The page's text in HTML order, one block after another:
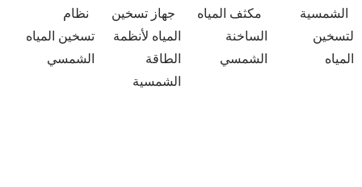
الشمسية
لتسخين
المياه
مكثف المياه
الساخنة
الشمسي
جهاز تسخين
المياه لأنظمة
الطاقة
الشمسية
نظام
تسخين المياه
الشمسي